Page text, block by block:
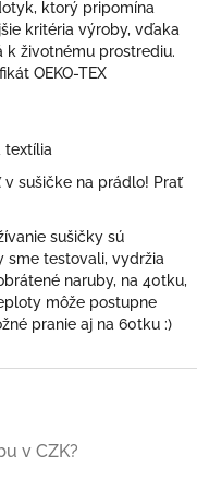
ktorý pripomína
kritéria výroby, vďaka
k životnému prostrediu.
OEKO-TEX
textília
v sušičke na prádlo! Prať
sušičky sú
sme testovali, vydržia
naruby, na 40tku,
môže postupne
pranie aj na 60tku :)
v CZK?